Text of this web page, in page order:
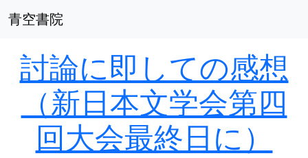
青空書院
討論に即しての感想
（新日本文学会第四
回大会最終日に）